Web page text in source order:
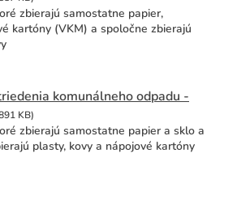
zbierajú samostatne papier,
kartóny (VKM) a spoločne zbierajú
komunálneho odpadu -
KB)
zbierajú samostatne papier a sklo a
plasty, kovy a nápojové kartóny